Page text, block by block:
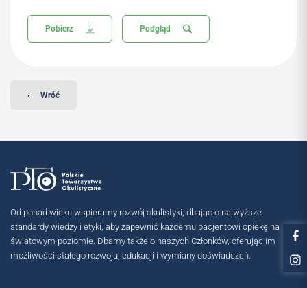
Pobierz Podgląd
‹ Wróć
Od ponad wieku wspieramy rozwój okulistyki, dbając o najwyższe
standardy wiedzy i etyki, aby zapewnić każdemu pacjentowi opiekę na
światowym poziomie. Dbamy także o naszych Członków, oferując im
możliwości stałego rozwoju, edukacji i wymiany doświadczeń.